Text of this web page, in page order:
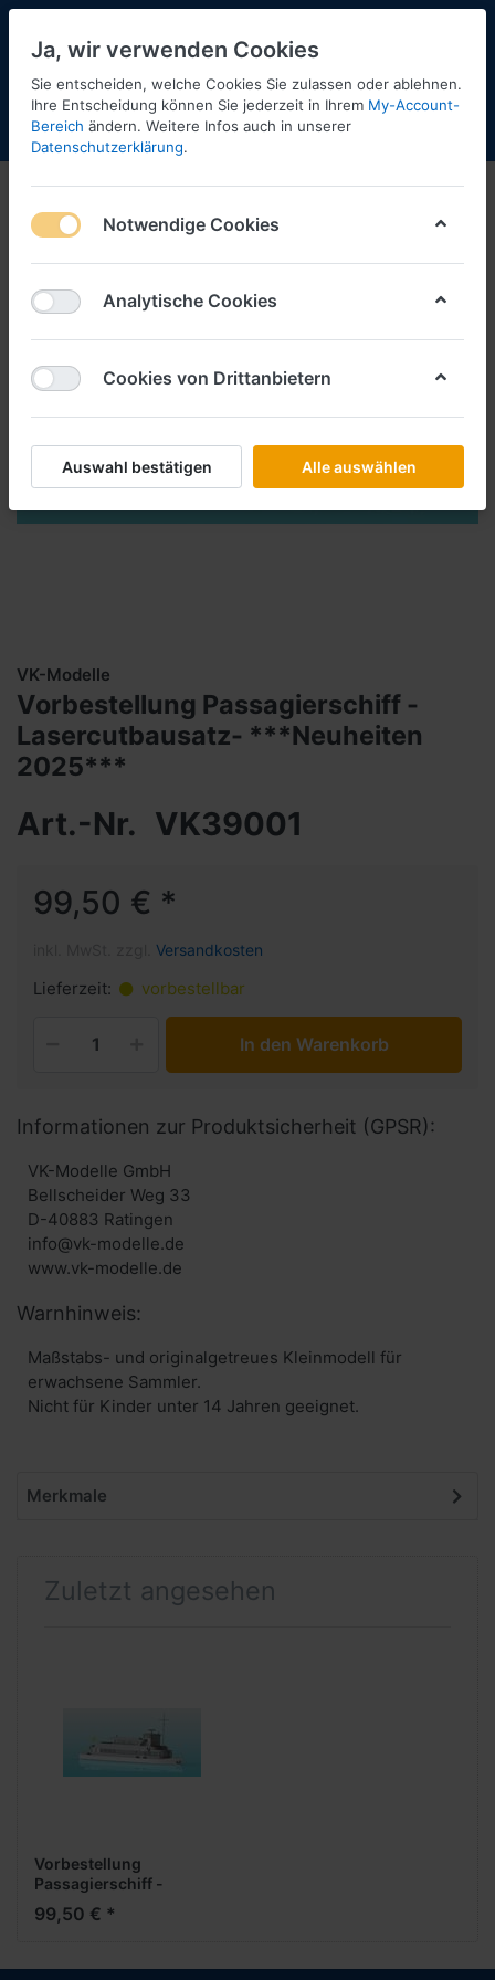
Menü Anmelden Shopaktualisierung
VK-Modelle
Vorbestellung Passagierschiff -
Lasercutbausatz- ***Neuheiten
2025***
Art.-Nr. VK39001
99,50 € *
Versandkosten
Lieferzeit: vorbestellbar
In den Warenkorb
Informationen zur Produktsicherheit (GPSR):
VK-Modelle GmbH
Bellscheider Weg 33
D-40883 Ratingen
info@vk-modelle.de
www.vk-modelle.de
Warnhinweis:
Maßstabs- und originalgetreues Kleinmodell für
erwachsene Sammler.
Nicht für Kinder unter 14 Jahren geeignet.
Merkmale
Zuletzt angesehen
Vorbestellung
Passagierschiff -
Lasercutbausatz-
***Neuheiten 2025***
99,50 € *
Ja, wir verwenden Cookies
Sie entscheiden, welche Cookies Sie zulassen oder ablehnen.
Ihre Entscheidung können Sie jederzeit in Ihrem My-Account-
Bereich ändern. Weitere Infos auch in unserer
Datenschutzerklärung.
Notwendige Cookies
Analytische Cookies
Cookies von Drittanbietern
Auswahl bestätigen Alle auswählen